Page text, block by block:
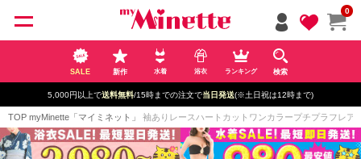
0
SALE 新作 水着 浴衣 ランキング 検索
5,000円以上で送料無料/15時までの注文で当日発送(※土日祝は12時まで)
TOP myMinette「マイミネット」 袖ありレースハートカットワンカラープチプラフレ
ペー
ジト
ップ